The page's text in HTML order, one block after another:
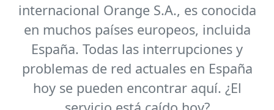
internacional Orange S.A., es conocida
en muchos países europeos, incluida
España. Todas las interrupciones y
problemas de red actuales en España
hoy se pueden encontrar aquí. ¿El